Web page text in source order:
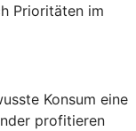
Prioritäten im
Konsum eine
profitieren